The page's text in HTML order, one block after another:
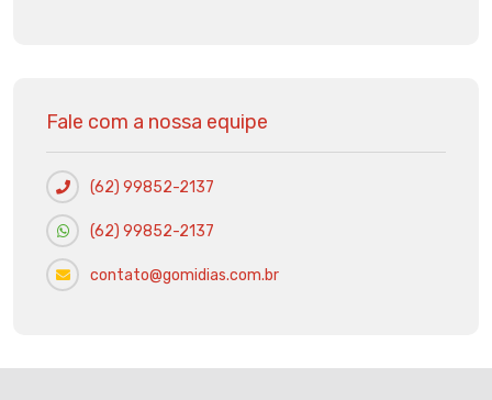
Fale com a nossa equipe
(62) 99852-2137
(62) 99852-2137
contato@gomidias.com.br